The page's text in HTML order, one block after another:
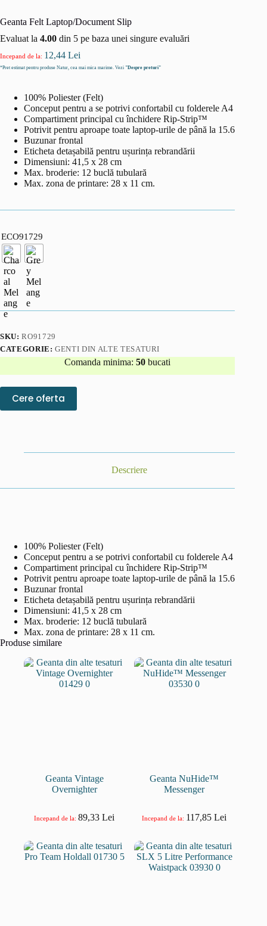
Geanta Felt Laptop/Document Slip
Evaluat la 4.00 din 5 pe baza unei singure evaluări
Incepand de la: 12,44 Lei
*Pret estimat pentru produse Natur, cea mai mica marime. Vezi "Despre preturi"
100% Poliester (Felt)
Conceput pentru a se potrivi confortabil cu folderele A4
Compartiment principal cu închidere Rip-Strip™
Potrivit pentru aproape toate laptop-urile de până la 15.6
Buzunar frontal
Eticheta detașabilă pentru ușurința rebrandării
Dimensiuni: 41,5 x 28 cm
Max. broderie: 12 buclă tubulară
Max. zona de printare: 28 x 11 cm.
ECO91729
SKU:RO91729
CATEGORIE:GENTI DIN ALTE TESATURI
Comanda minima:50 bucati
Cere oferta
Descriere
100% Poliester (Felt)
Conceput pentru a se potrivi confortabil cu folderele A4
Compartiment principal cu închidere Rip-Strip™
Potrivit pentru aproape toate laptop-urile de până la 15.6
Buzunar frontal
Eticheta detașabilă pentru ușurința rebrandării
Dimensiuni: 41,5 x 28 cm
Max. broderie: 12 buclă tubulară
Max. zona de printare: 28 x 11 cm.
Produse similare
Geanta Vintage
Overnighter
Incepand de la:89,33Lei
Geanta NuHide™
Messenger
Incepand de la: 117,85Lei